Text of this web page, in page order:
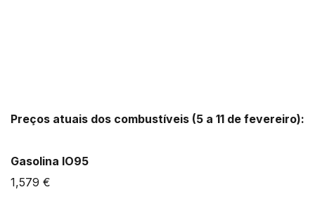
Preços atuais dos combustíveis (5 a 11 de fevereiro):
Gasolina IO95
1,579 €